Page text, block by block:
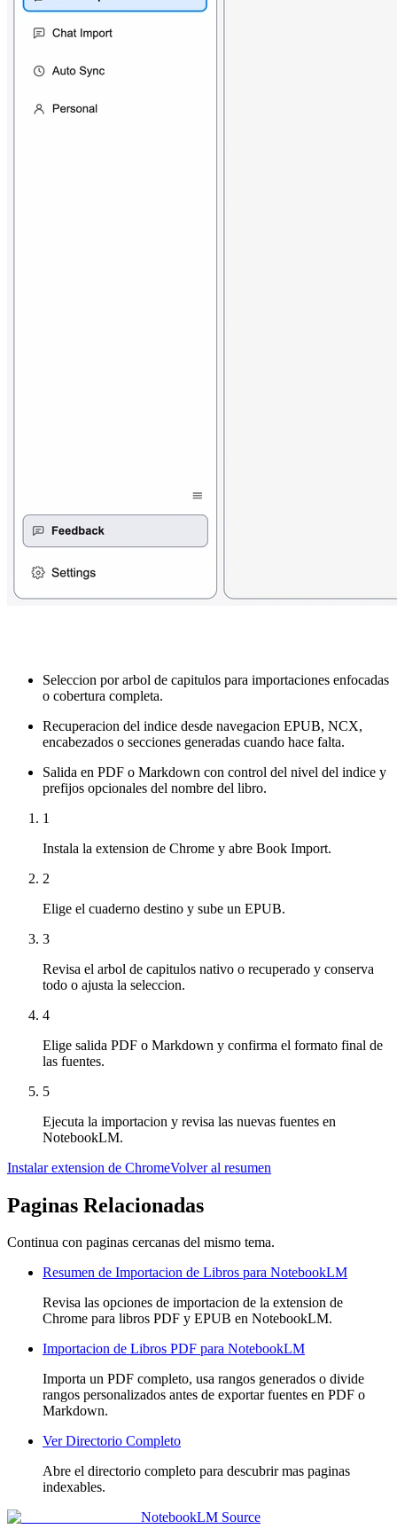
Seleccion por arbol de capitulos para importaciones enfocadas
o cobertura completa.
Recuperacion del indice desde navegacion EPUB, NCX,
encabezados o secciones generadas cuando hace falta.
Salida en PDF o Markdown con control del nivel del indice y
prefijos opcionales del nombre del libro.
1
Instala la extension de Chrome y abre Book Import.
2
Elige el cuaderno destino y sube un EPUB.
3
Revisa el arbol de capitulos nativo o recuperado y conserva
todo o ajusta la seleccion.
4
Elige salida PDF o Markdown y confirma el formato final de
las fuentes.
5
Ejecuta la importacion y revisa las nuevas fuentes en
NotebookLM.
Instalar extension de ChromeVolver al resumen
Paginas Relacionadas
Continua con paginas cercanas del mismo tema.
Resumen de Importacion de Libros para NotebookLM
Revisa las opciones de importacion de la extension de
Chrome para libros PDF y EPUB en NotebookLM.
Importacion de Libros PDF para NotebookLM
Importa un PDF completo, usa rangos generados o divide
rangos personalizados antes de exportar fuentes en PDF o
Markdown.
Ver Directorio Completo
Abre el directorio completo para descubrir mas paginas
indexables.
NotebookLM Source